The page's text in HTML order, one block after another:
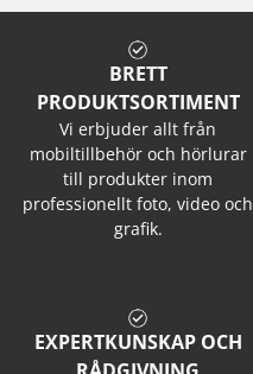
BRETT
PRODUKTSORTIMENT
Vi erbjuder allt från
mobiltillbehör och hörlurar
till produkter inom
professionellt foto, video och
grafik.
EXPERTKUNSKAP OCH